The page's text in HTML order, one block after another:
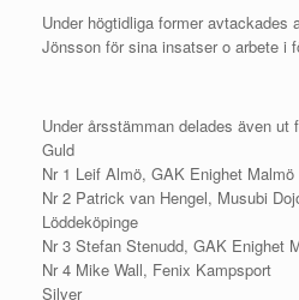
Under högtidliga former avtackades
Jönsson för sina insatser o arbete i
Under årsstämman delades även ut
Guld
Nr 1 Leif Almö, GAK Enighet Malmö
Nr 2 Patrick van Hengel, Musubi
Löddeköpinge
Nr 3 Stefan Stenudd, GAK Enighet
Nr 4 Mike Wall, Fenix Kampsport
Silver